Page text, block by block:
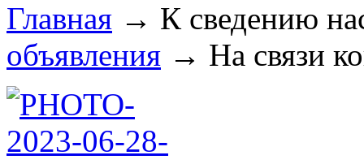
Главная → К сведению
объявления → На связи